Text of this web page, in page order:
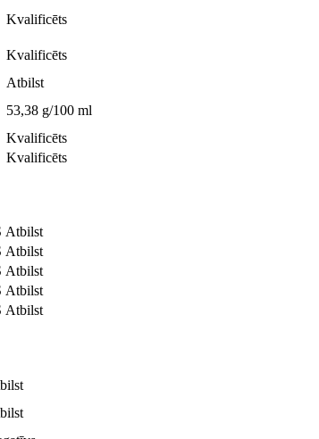
Kvalificēts
Kvalificēts
Atbilst
53,38 g/100 ml
Kvalificēts
Kvalificēts
Atbilst
Atbilst
Atbilst
Atbilst
Atbilst